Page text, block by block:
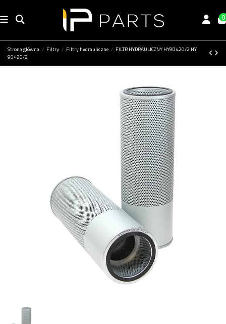
0
Strona główna Filtry Filtry hydrauliczne
FILTR HYDRAULICZNY HY90420/2 HY
90420/2